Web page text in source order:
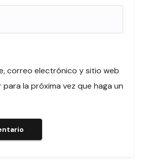
correo electrónico y sitio web
la próxima vez que haga un